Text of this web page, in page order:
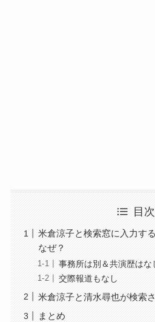
目次
米倉涼子と検索窓に入力す
なぜ？
事務所は別＆共演歴はな
交際報道もなし
米倉涼子と清水尋也が検索
まとめ